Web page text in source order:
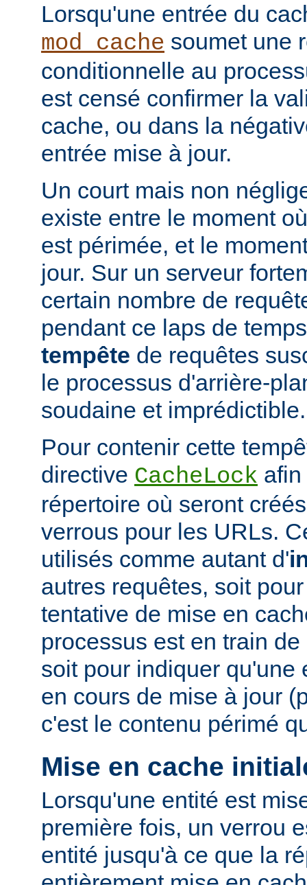
Lorsqu'une entrée du
mod_cache soumet une
conditionnelle au
est censé confirmer la
cache, ou dans la
entrée mise à jour.
Un court mais non
existe entre le moment
est périmée, et le
jour. Sur un serveur
certain nombre de
pendant ce laps de
tempête de requêtes
le processus d'arrière-
soudaine et imprédictible.
Pour contenir cette
directive CacheLock
répertoire où seront
verrous pour les URLs.
utilisés comme autant d'
autres requêtes, soit
tentative de mise en
processus est en train
soit pour indiquer qu'une
en cours de mise à jour
c'est le contenu périmé
Mise en cache
Lorsqu'une entité est
première fois, un verrou
entité jusqu'à ce que la